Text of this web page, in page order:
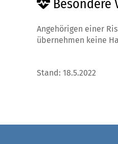
Besondere
Angehörigen einer
übernehmen keine
Stand: 18.5.2022